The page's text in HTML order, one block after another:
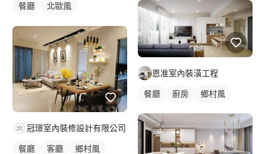
餐廳
北歐風
冠璟室內裝修設計有限公司
餐廳 客廳 鄉村風
恩准室內裝潢工程
餐廳 廚房 鄉村風